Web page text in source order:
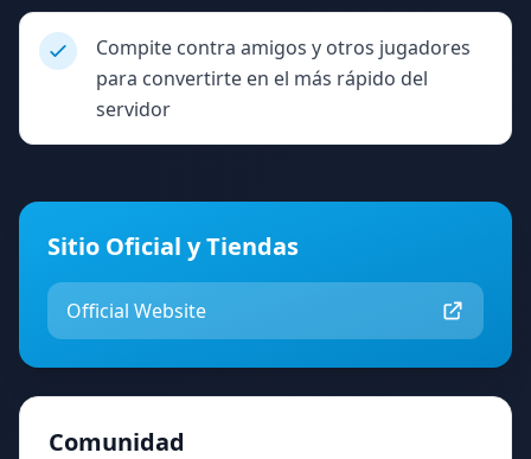
Compite contra amigos y otros jugadores
para convertirte en el más rápido del
servidor
Sitio Oficial y Tiendas
Official Website
Comunidad